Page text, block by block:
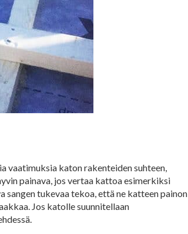
vaatimuksia katon rakenteiden suhteen,
painava, jos vertaa kattoa esimerkiksi
tukevaa tekoa, että ne katteen painon
Jos katolle suunnitellaan